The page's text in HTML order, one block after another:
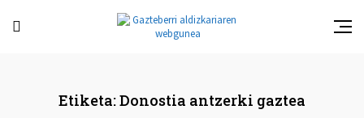
Etiketa:Donostia antzerki gaztea